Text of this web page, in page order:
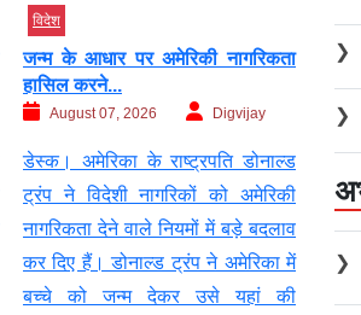
बड़ी खबर
युद्ध के बीच रूस में चल रहा गजब...
August 07, 2026
War) के बीच रूस (Russia) में एक
नया घोटाला (New Scam) सामने आया
है। सीएनएन की रिपोर्ट के कई ऐसे मामले
सामने आए हैं, जहां महिलाएं (Women)
युद्ध पर जा रहे सैनिकों (soldiers) से
US...
ओर
❯
❯
❯